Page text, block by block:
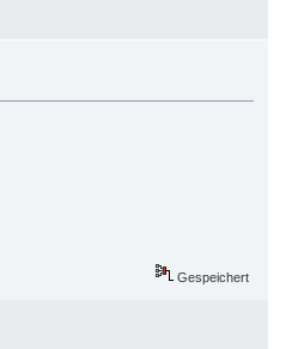
Gespeichert